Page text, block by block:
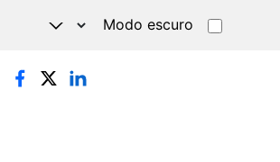
Modo escuro